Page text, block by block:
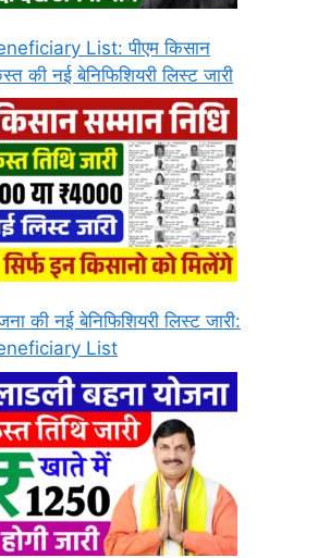
List: पीएम किसान
की नई बेनिफिशियरी लिस्ट जारी
की नई बेनिफिशियरी लिस्ट जारी:
List